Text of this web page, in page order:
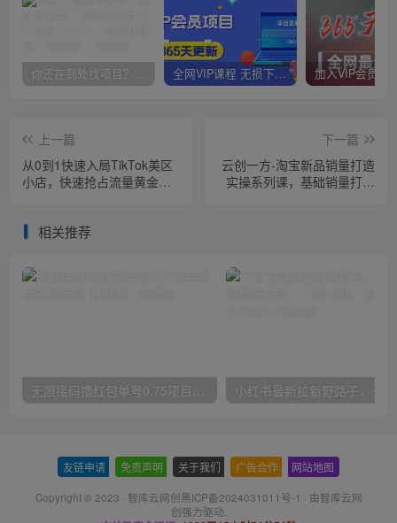
你还在到处找项目？还在当韭菜？我靠卖项目一个月收入5万+，曾经我也是个失败者。 全网VIP课程 无损下载~
上一篇
从0到1快速入局TikTok美区
小店，快速抢占流量黄金
下一篇
云创一方-淘宝新品销量打造
实操系列课，基础销量打造
相关推荐
无限接码撸红包单号0.75项目无偿分享给你【揭秘】
友链申请 免责声明 关于我们 广告合作 网站地图
Copyright © 2023 · 智库云网创黑ICP备2024031011号-1 · 由智库云网
创强力驱动.